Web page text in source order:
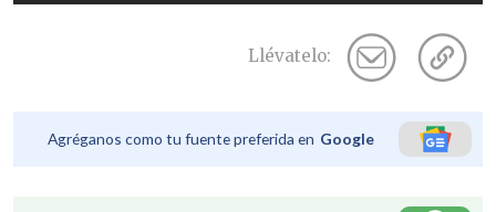
Llévatelo:
Agréganos como tu fuente preferida en Google